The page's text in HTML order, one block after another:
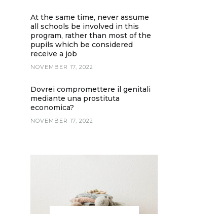
At the same time, never assume
all schools be involved in this
program, rather than most of the
pupils which be considered
receive a job
NOVEMBER 17, 2022
Dovrei compromettere il genitali
mediante una prostituta
economica?
NOVEMBER 17, 2022